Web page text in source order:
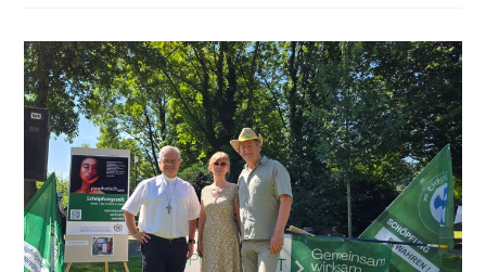
ÜBER
UNS
BESTELLEN
UND
PREISVORTEIL
NUTZEN